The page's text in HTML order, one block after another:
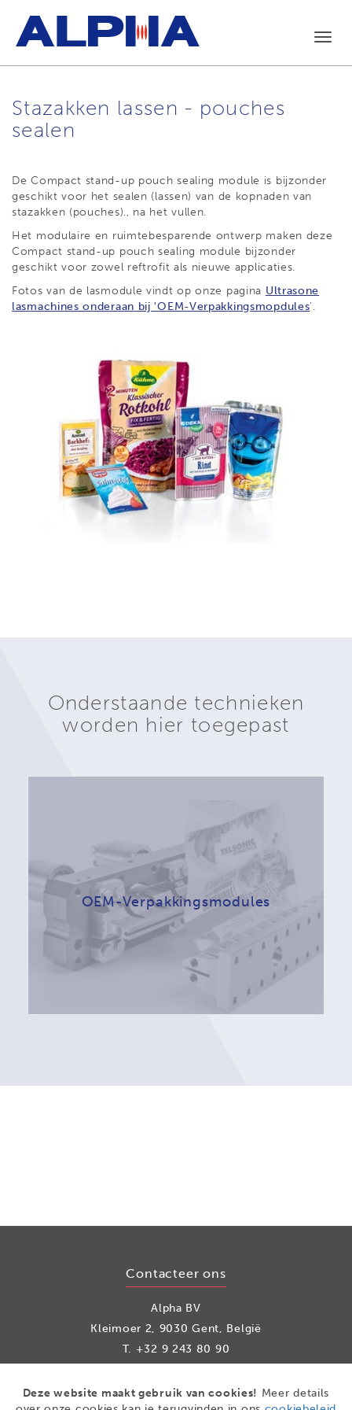
Stazakken lassen - pouches
sealen
De Compact stand-up pouch sealing module is bijzonder
geschikt voor het sealen (lassen) van de kopnaden van
stazakken (pouches)., na het vullen.
Het modulaire en ruimtebesparende ontwerp maken deze
Compact stand-up pouch sealing module bijzonder
geschikt voor zowel reftrofit als nieuwe applicaties.
Fotos van de lasmodule vindt op onze pagina Ultrasone
lasmachines onderaan bij 'OEM-Verpakkingsmopdules'.
Onderstaande technieken
worden hier toegepast
OEM-Verpakkingsmodules
Contacteer ons
Alpha BV
Kleimoer 2, 9030 Gent, België
T. +32 9 243 80 90
Deze website maakt gebruik van cookies! Meer details